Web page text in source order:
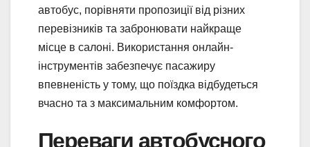
автобус, порівняти пропозиції від різних
перевізників та забронювати найкраще
місце в салоні. Використання онлайн-
інструментів забезпечує пасажиру
впевненість у тому, що поїздка відбудеться
вчасно та з максимальним комфортом.
Переваги автобусного